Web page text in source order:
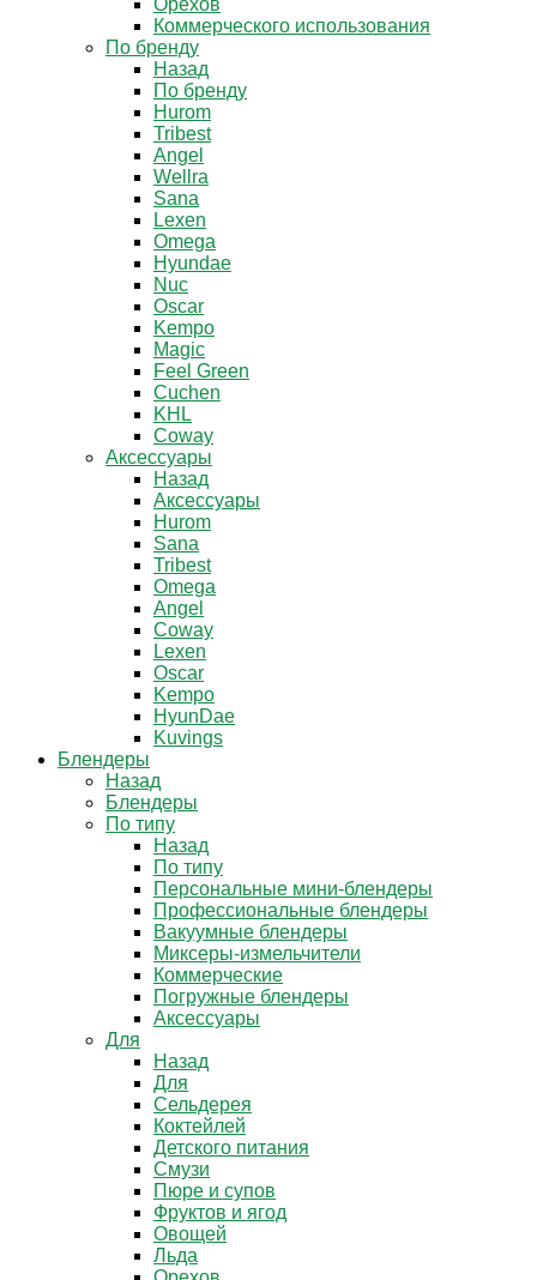
Орехов
Коммерческого использования
По бренду
Назад
По бренду
Hurom
Tribest
Angel
Wellra
Sana
Lexen
Omega
Hyundae
Nuc
Oscar
Kempo
Magic
Feel Green
Cuchen
KHL
Coway
Аксессуары
Назад
Аксессуары
Hurom
Sana
Tribest
Omega
Angel
Coway
Lexen
Oscar
Kempo
HyunDae
Kuvings
Блендеры
Назад
Блендеры
По типу
Назад
По типу
Персональные мини-блендеры
Профессиональные блендеры
Вакуумные блендеры
Миксеры-измельчители
Коммерческие
Погружные блендеры
Аксессуары
Для
Назад
Для
Сельдерея
Коктейлей
Детского питания
Смузи
Пюре и супов
Фруктов и ягод
Овощей
Льда